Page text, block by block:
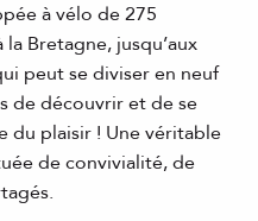
à vélo de 275
Bretagne, jusqu’aux
peut se diviser en neuf
de découvrir et de se
du plaisir ! Une véritable
de convivialité, de